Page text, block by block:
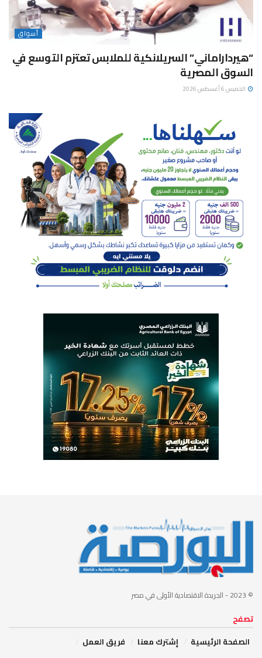
أسواق
“هيرداراماني” السريلانكية للملابس تعتزم التوسع في
السوق المصرية
الخميس 6 أغسطس 2026
© 2023 - الجريدة الاقتصادية الأولى في مصر
تصفح
الصفحة الرئيسية
إشترك معنا
فريق العمل